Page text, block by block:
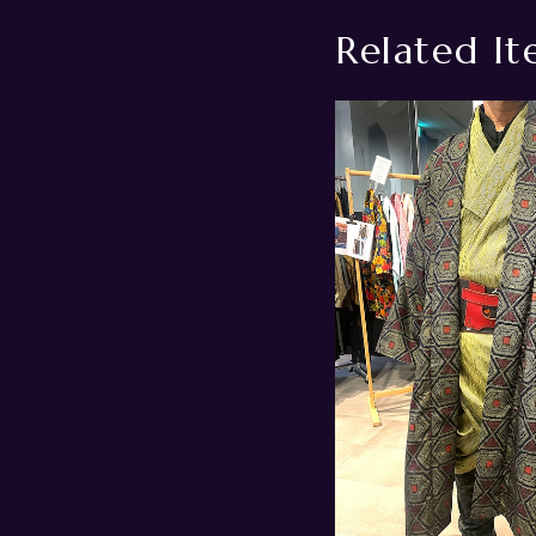
Related